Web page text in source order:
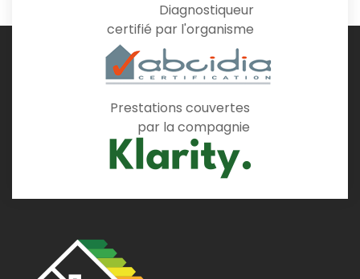
Diagnostiqueur
certifié par l'organisme
Prestations couvertes
par la compagnie